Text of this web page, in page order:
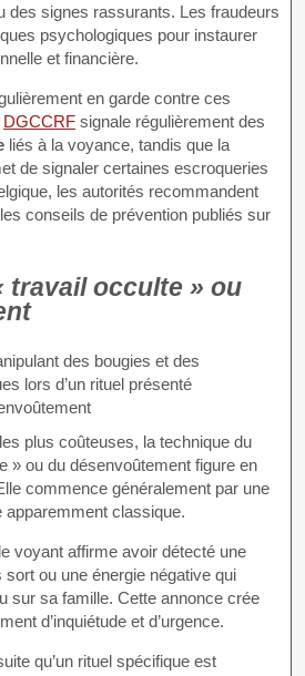
des signes rassurants. Les fraudeurs
psychologiques pour instaurer
et financière.
en garde contre ces
DGCCRF signale régulièrement des
liés à la voyance, tandis que la
de signaler certaines escroqueries
les autorités recommandent
conseils de prévention publiés sur
travail occulte » ou
plus coûteuses, la technique du
» ou du désenvoûtement figure en
commence généralement par une
classique.
voyant affirme avoir détecté une
ou une énergie négative qui
sur sa famille. Cette annonce crée
d’inquiétude et d’urgence.
qu’un rituel spécifique est